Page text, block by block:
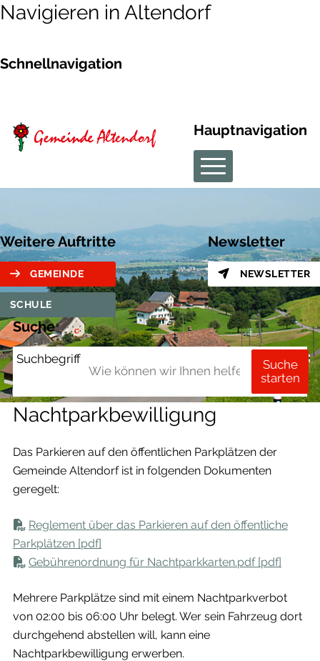
Navigieren in Altendorf
Schnellnavigation
Hauptnavigation
Weitere Auftritte
GEMEINDE
SCHULE
Newsletter
NEWSLETTER
Suche
Suchbegriff
Suche
starten
Nachtparkbewilligung
Das Parkieren auf den öffentlichen Parkplätzen der
Gemeinde Altendorf ist in folgenden Dokumenten
geregelt:
Reglement über das Parkieren auf den öffentliche
Parkplätzen [pdf]
Gebührenordnung für Nachtparkkarten.pdf [pdf]
Mehrere Parkplätze sind mit einem Nachtparkverbot
von 02:00 bis 06:00 Uhr belegt. Wer sein Fahrzeug dort
durchgehend abstellen will, kann eine
Nachtparkbewilligung erwerben.